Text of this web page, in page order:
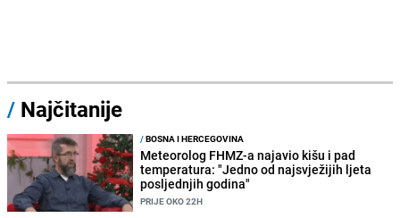
/ Najčitanije
/BOSNA I HERCEGOVINA
Meteorolog FHMZ-a najavio kišu i pad
temperatura: "Jedno od najsvježijih ljeta
posljednjih godina"
PRIJE OKO 22H